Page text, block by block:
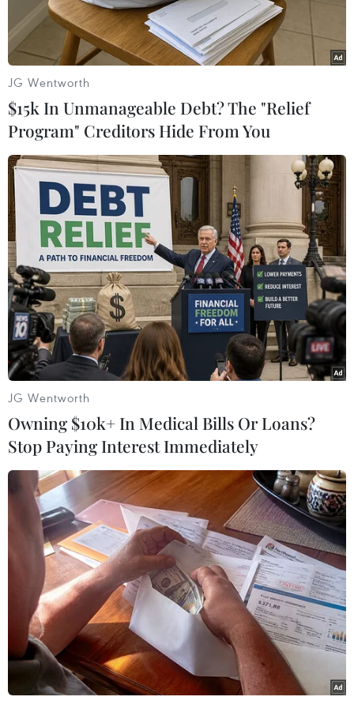
hóa Việt Nam.
Đại học Hamburg. (Nguồn: Universität Hamburg)
Theo phóng viên TTXVN tại Berlin ngày 14/5,
trong khuôn khổ kỷ niệm 100 năm thành lập
Đại học Hamburg (1919 - 2019), ngành Việt Nam
học sẽ tổ chức sự kiện ngày Việt Nam (Vietnam
Tag).
Hamburg, thu hút sự quan tâm của học giả quốc
tế đến vấn đề nghiên cứu Việt Nam, mà còn là
một dịp để quảng bá, giới thiệu nền văn hóa
truyền thống của Việt Nam đến đông đảo bạn
bè quốc tế.
Sự kiện sẽ bắt đấu diễn ra vào 10 giờ ngày
22/06/2019 (giờ địa phương), tại toà nhà Asian –
African Institute, Đại học Hamburg. Lần đầu
tiên, những nét văn hóa đặc sắc của người Việt
như cổ phục Việt Nam, Tranh dân gian, Thư
pháp Việt Nam, Trà Việt và Âm nhạc truyền
thống sẽ được giới thiệu đến đông đảo những
JG Wentworth
$15k In Unmanageable Debt? The "Relief
Program" Creditors Hide From You
JG Wentworth
Owning $10k+ In Medical Bills Or Loans?
Stop Paying Interest Immediately